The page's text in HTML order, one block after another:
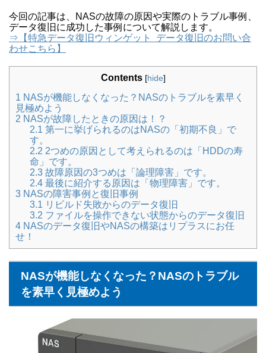
今回の記事は、NASの故障の原因や実際のトラブル事例、
データ復旧に成功した事例について解説します。
⇒【特急データ復旧ウィンゲット データ復旧のお問い合
わせこちら】
Contents [hide]
1 NASが機能しなくなった？NASのトラブルを素早く
見極めよう
2 NASが故障したときの原因は！？
2.1 第一に挙げられるのはNASの「初期不良」で
す。
2.2 2つめの原因として考えられるのは「HDDの寿
命」です。
2.3 故障原因の3つめは「論理障害」です。
2.4 最後に紹介する原因は「物理障害」です。
3 NASの障害事例と復旧事例
3.1 リビルド失敗からのデータ復旧
3.2 ファイルを操作できない状態からのデータ復旧
4 NASのデータ復旧やNASの構築はリプラスにお任
せ！
NASが機能しなくなった？NASのトラブル
を素早く見極めよう